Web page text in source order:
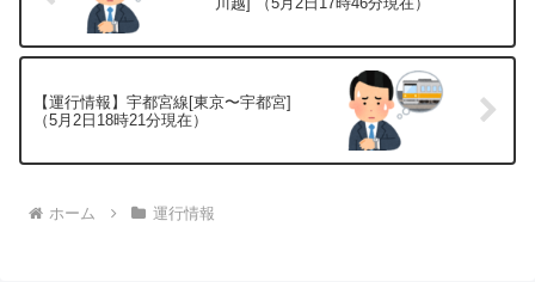
【運行情報】宇都宮線[東京〜宇都宮]
（5月2日18時21分現在）
ホーム 運行情報